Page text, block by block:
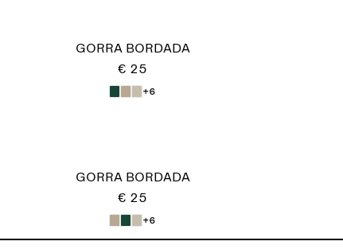
GORRA BORDADA
€ 25
+6
GORRA BORDADA
€ 25
+6